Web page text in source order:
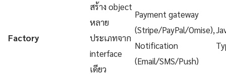
Factory
สร้าง object
หลาย
ประเภทจาก
interface
เดียว
Payment gateway
(Stripe/PayPal/Omise),
Notification
(Email/SMS/Push)